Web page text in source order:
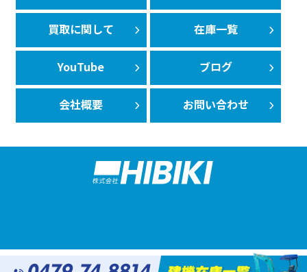
買取に関して 在庫一覧
YouTube ブログ
会社概要 お問い合わせ